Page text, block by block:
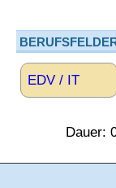
EDV / IT
Dauer: